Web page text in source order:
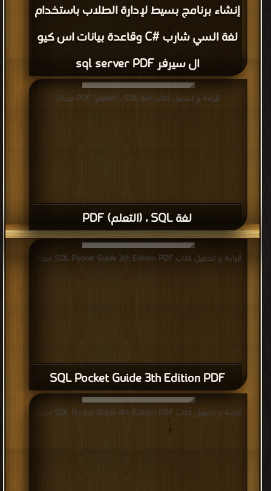
إنشاء برنامج بسيط لإدارة الطلاب باستخدام
لغة السي شارب #C وقاعدة بيانات اس كيو
ال سيرفر sql server PDF
لغة SQL ، (التعلم) PDF
قراءة و تحميل كتاب لغة SQL ، (التعلم) PDF مجانا
SQL Pocket Guide 3th Edition PDF
قراءة و تحميل كتاب SQL Pocket Guide 3th Edition PDF مجانا
قراءة و تحميل كتاب SQL Pocket Guide 4th Edition PDF مجانا